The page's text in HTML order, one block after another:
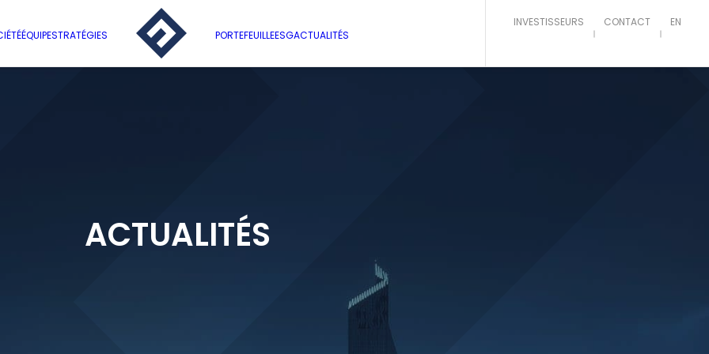
ÉQUIPESTRATÉGIES PORTEFEUILLEESGACTUALITÉS
INVESTISSEURS CONTACT EN
ACTUALITÉS